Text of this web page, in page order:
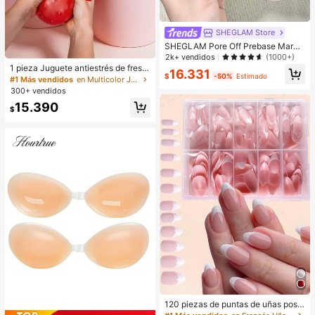
1 pieza Juguete antiestrés de fresa
realista y lindo, juguete sensorial de
rebote suave para niños y adultos,
o de ánimo diario, decoración de es
#1 Más vendidos
en Multicolor Juguetes para aliviar el estrés
300+ vendidos
$15.390
SHEGLAM Store
SHEGLAM Pore Off Prebase Marca
de Belleza Cosmética Maquillaje p
2k+ vendidos (1000+)
$16.331 -50% Estimado
120 piezas de puntas de uñas posti